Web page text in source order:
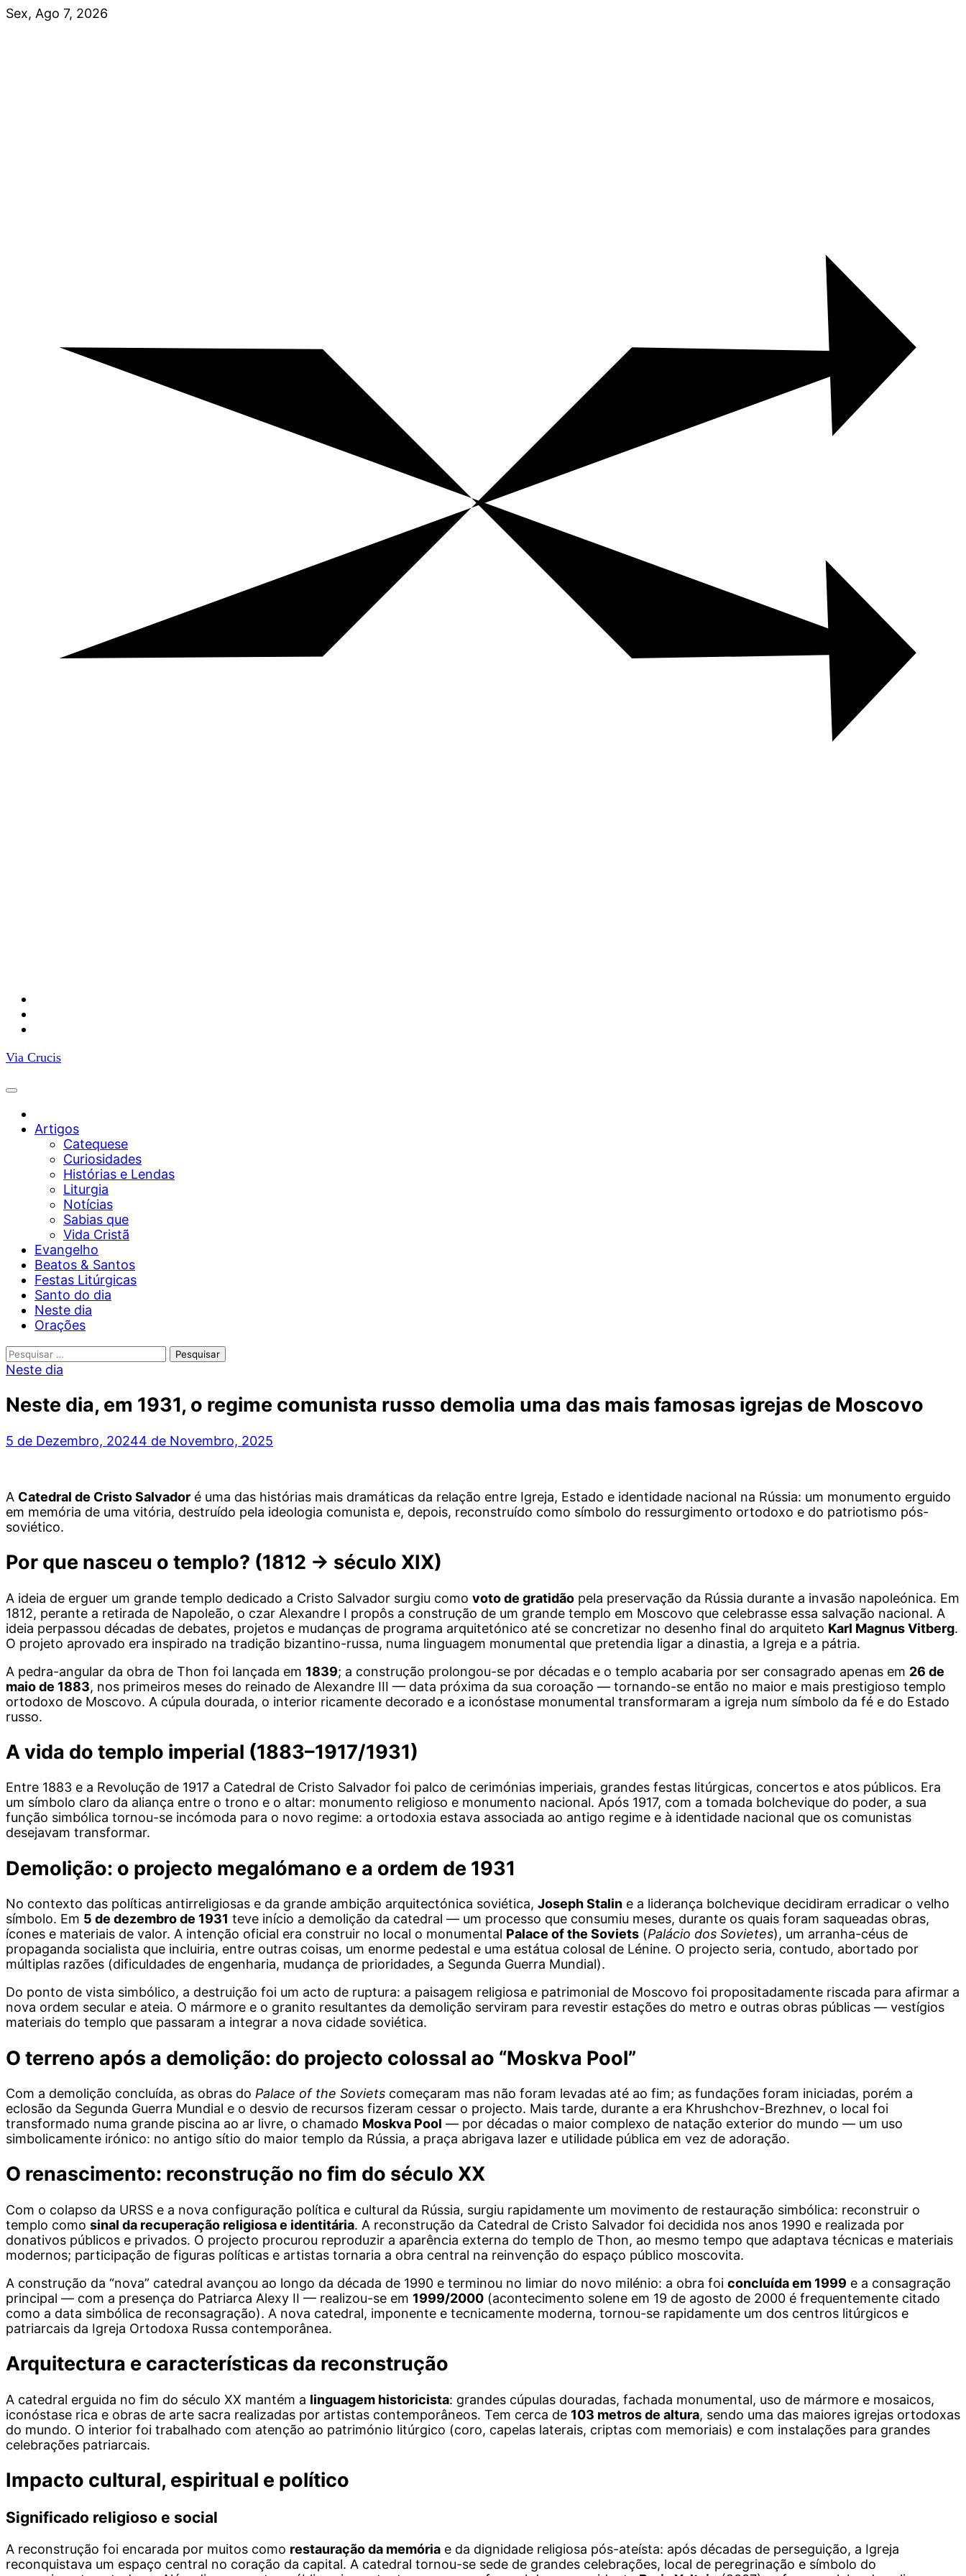
Skip
Sex, Ago 7, 2026
Via Crucis
Artigos
Catequese
Curiosidades
Histórias e Lendas
Liturgia
Notícias
Sabias que
Vida Cristã
Evangelho
Beatos & Santos
Festas Litúrgicas
Santo do dia
Neste dia
Orações
Pesquisar
por:
Neste dia
Neste dia, em 1931, o regime comunista russo demolia uma das mais famosas igrejas de Moscovo
5 de Dezembro, 20244 de Novembro, 2025
A Catedral de Cristo Salvador é uma das histórias mais dramáticas da relação entre Igreja, Estado e identidade nacional na Rússia: um monumento erguido
em memória de uma vitória, destruído pela ideologia comunista e, depois, reconstruído como símbolo do ressurgimento ortodoxo e do patriotismo pós-
soviético.
Por que nasceu o templo? (1812 → século XIX)
A ideia de erguer um grande templo dedicado a Cristo Salvador surgiu como voto de gratidão pela preservação da Rússia durante a invasão napoleónica. Em
1812, perante a retirada de Napoleão, o czar Alexandre I propôs a construção de um grande templo em Moscovo que celebrasse essa salvação nacional. A
ideia perpassou décadas de debates, projetos e mudanças de programa arquitetónico até se concretizar no desenho final do arquiteto Karl Magnus Vitberg.
O projeto aprovado era inspirado na tradição bizantino-russa, numa linguagem monumental que pretendia ligar a dinastia, a Igreja e a pátria.
A pedra-angular da obra de Thon foi lançada em 1839; a construção prolongou-se por décadas e o templo acabaria por ser consagrado apenas em 26 de
maio de 1883, nos primeiros meses do reinado de Alexandre III — data próxima da sua coroação — tornando-se então no maior e mais prestigioso templo
ortodoxo de Moscovo. A cúpula dourada, o interior ricamente decorado e a iconóstase monumental transformaram a igreja num símbolo da fé e do Estado
russo.
A vida do templo imperial (1883–1917/1931)
Entre 1883 e a Revolução de 1917 a Catedral de Cristo Salvador foi palco de cerimónias imperiais, grandes festas litúrgicas, concertos e atos públicos. Era
um símbolo claro da aliança entre o trono e o altar: monumento religioso e monumento nacional. Após 1917, com a tomada bolchevique do poder, a sua
função simbólica tornou-se incómoda para o novo regime: a ortodoxia estava associada ao antigo regime e à identidade nacional que os comunistas
desejavam transformar.
Demolição: o projecto megalómano e a ordem de 1931
No contexto das políticas antirreligiosas e da grande ambição arquitectónica soviética, Joseph Stalin e a liderança bolchevique decidiram erradicar o velho
símbolo. Em 5 de dezembro de 1931 teve início a demolição da catedral — um processo que consumiu meses, durante os quais foram saqueadas obras,
ícones e materiais de valor. A intenção oficial era construir no local o monumental Palace of the Soviets (Palácio dos Sovietes), um arranha-céus de
propaganda socialista que incluiria, entre outras coisas, um enorme pedestal e uma estátua colosal de Lénine. O projecto seria, contudo, abortado por
múltiplas razões (dificuldades de engenharia, mudança de prioridades, a Segunda Guerra Mundial).
Do ponto de vista simbólico, a destruição foi um acto de ruptura: a paisagem religiosa e patrimonial de Moscovo foi propositadamente riscada para afirmar a
nova ordem secular e ateia. O mármore e o granito resultantes da demolição serviram para revestir estações do metro e outras obras públicas — vestígios
materiais do templo que passaram a integrar a nova cidade soviética.
O terreno após a demolição: do projecto colossal ao “Moskva Pool”
Com a demolição concluída, as obras do Palace of the Soviets começaram mas não foram levadas até ao fim; as fundações foram iniciadas, porém a
eclosão da Segunda Guerra Mundial e o desvio de recursos fizeram cessar o projecto. Mais tarde, durante a era Khrushchov-Brezhnev, o local foi
transformado numa grande piscina ao ar livre, o chamado Moskva Pool — por décadas o maior complexo de natação exterior do mundo — um uso
simbolicamente irónico: no antigo sítio do maior templo da Rússia, a praça abrigava lazer e utilidade pública em vez de adoração.
O renascimento: reconstrução no fim do século XX
Com o colapso da URSS e a nova configuração política e cultural da Rússia, surgiu rapidamente um movimento de restauração simbólica: reconstruir o
templo como sinal da recuperação religiosa e identitária. A reconstrução da Catedral de Cristo Salvador foi decidida nos anos 1990 e realizada por
donativos públicos e privados. O projecto procurou reproduzir a aparência externa do templo de Thon, ao mesmo tempo que adaptava técnicas e materiais
modernos; participação de figuras políticas e artistas tornaria a obra central na reinvenção do espaço público moscovita.
A construção da “nova” catedral avançou ao longo da década de 1990 e terminou no limiar do novo milénio: a obra foi concluída em 1999 e a consagração
principal — com a presença do Patriarca Alexy II — realizou-se em 1999/2000 (acontecimento solene em 19 de agosto de 2000 é frequentemente citado
como a data simbólica de reconsagração). A nova catedral, imponente e tecnicamente moderna, tornou-se rapidamente um dos centros litúrgicos e
patriarcais da Igreja Ortodoxa Russa contemporânea.
Arquitectura e características da reconstrução
A catedral erguida no fim do século XX mantém a linguagem historicista: grandes cúpulas douradas, fachada monumental, uso de mármore e mosaicos,
iconóstase rica e obras de arte sacra realizadas por artistas contemporâneos. Tem cerca de 103 metros de altura, sendo uma das maiores igrejas ortodoxas
do mundo. O interior foi trabalhado com atenção ao património litúrgico (coro, capelas laterais, criptas com memoriais) e com instalações para grandes
celebrações patriarcais.
Impacto cultural, espiritual e político
Significado religioso e social
A reconstrução foi encarada por muitos como restauração da memória e da dignidade religiosa pós-ateísta: após décadas de perseguição, a Igreja
reconquistava um espaço central no coração da capital. A catedral tornou-se sede de grandes celebrações, local de peregrinação e símbolo do